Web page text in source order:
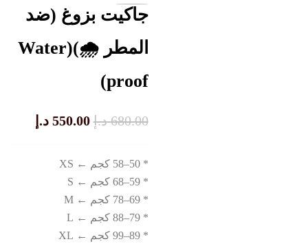
جاكيت بزوغ (ضد
المطر 🌧️)(Water
proof)
680.00 د.إ 550.00 د.إ
550.00 د.إ.
* 50–58 كجم ← XS
* 59–68 كجم ← S
* 69–78 كجم ← M
* 79–88 كجم ← L
* 89–99 كجم ← XL